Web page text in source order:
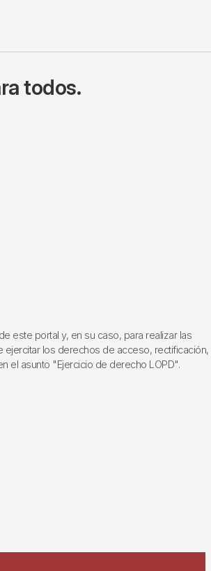
todos.
este portal y, en su caso, para realizar las
ejercitar los derechos de acceso, rectificación,
el asunto "Ejercicio de derecho LOPD".